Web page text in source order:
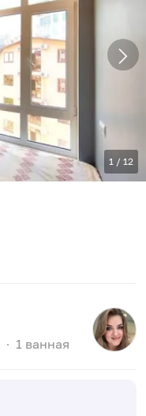
1 / 12
∙ 1 ванная